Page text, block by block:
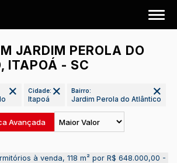
JARDIM PEROLA DO
ITAPOÁ - SC
Cidade:
Itapoá
Bairro:
Jardim Perola do
Avançada